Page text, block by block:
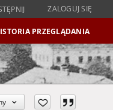
ZALOGUJ SIĘ
PRZEGLĄDANIA